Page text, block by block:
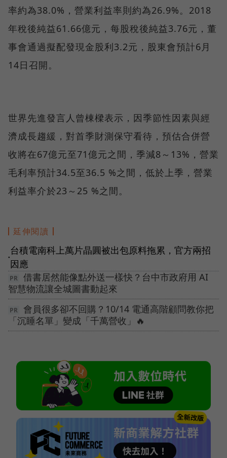
率約為38.0%，營業利益率則約為26.9%。2018
年稅後純益61.66億元，每股稅後純益3.76元，董
事會通過擬配發現金股利3.2元，股東會預計6月
14日召開。
世界先進發言人曾棟樑表示，因季節性因素與經
濟成長趨緩，對首季財測保守看待，預估合併營
收將在67億元至71億元之間，季減8～13%，營業
毛利率預計34.5至36.5 %之間，低於上季，營業
利益率介於23～25 %之間。
延伸閱讀
●
台積電南科上萬片晶圓被出包原料拖累，官方兩招
因應
借書居然能像點外送一樣快？台中市政府用 AI
智慧物流讓全城圖書動起來
會員很多卻不回購？10/14 電通高階顧問教你把
「沉睡名單」變成「千萬營收」🔥